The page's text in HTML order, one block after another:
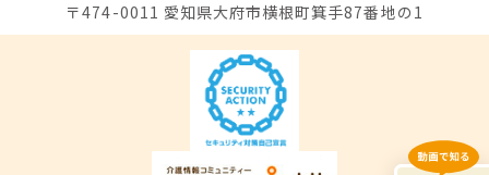
〒474-0011 愛知県大府市横根町箕手87番地の1